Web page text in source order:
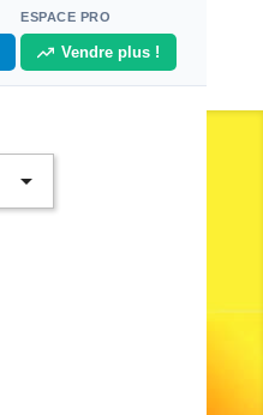
ESPACE PRO
Vendre plus !
